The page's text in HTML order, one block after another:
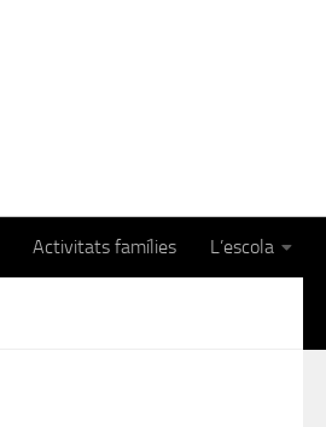
Activitats famílies L’escola